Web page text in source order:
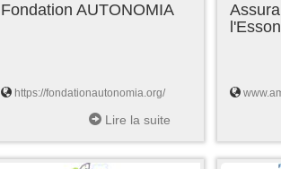
Fondation AUTONOMIA
https://fondationautonomia.org/
Lire la suite